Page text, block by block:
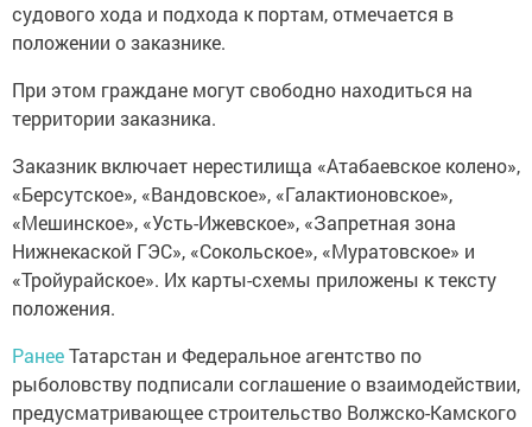
судового хода и подхода к портам, отмечается в
положении о заказнике.
При этом граждане могут свободно находиться на
территории заказника.
Заказник включает нерестилища «Атабаевское колено»,
«Берсутское», «Вандовское», «Галактионовское»,
«Мешинское», «Усть-Ижевское», «Запретная зона
Нижнекаской ГЭС», «Сокольское», «Муратовское» и
«Тройурайское». Их карты-схемы приложены к тексту
положения.
РанееТатарстан и Федеральное агентство по
рыболовству подписали соглашение о взаимодействии,
предусматривающее строительство Волжско-Камского